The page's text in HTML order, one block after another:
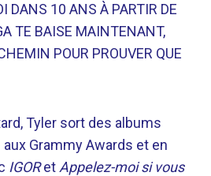
DANS 10 ANS À PARTIR DE
TE BAISE MAINTENANT,
POUR PROUVER QUE
Tyler sort des albums
Grammy Awards et en
IGORet Appelez-moi si vous